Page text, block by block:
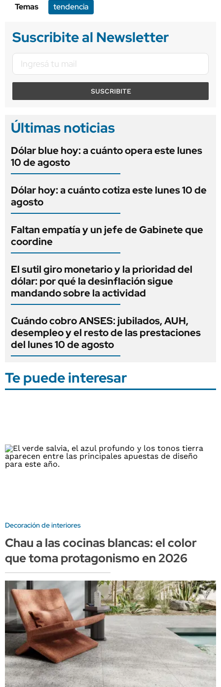
Temas
tendencia
Suscribite al Newsletter
SUSCRIBITE
Últimas noticias
Dólar blue hoy: a cuánto opera este lunes
10 de agosto
Dólar hoy: a cuánto cotiza este lunes 10 de
agosto
Faltan empatía y un jefe de Gabinete que
coordine
El sutil giro monetario y la prioridad del
dólar: por qué la desinflación sigue
mandando sobre la actividad
Cuándo cobro ANSES: jubilados, AUH,
desempleo y el resto de las prestaciones
del lunes 10 de agosto
Te puede interesar
Decoración de interiores
Chau a las cocinas blancas: el color
que toma protagonismo en 2026